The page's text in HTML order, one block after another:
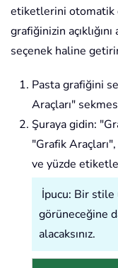
etiketlerini otomatik
grafiğinizin
seçenek haline
Pasta grafiğini
Araçları"
Şuraya gidin:
"Grafik
ve yüzde
İpucu: Bir stile
görüneceğine
alacaksınız.